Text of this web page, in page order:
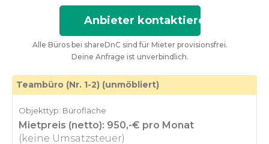
Anbieter kontaktieren
Alle Büros bei shareDnC sind für Mieter provisionsfrei.
Deine Anfrage ist unverbindlich.
Teambüro (Nr. 1-2) (unmöbliert)
Objekttyp: Bürofläche
Mietpreis (netto): 950,-€ pro Monat
(keine Umsatzsteuer)